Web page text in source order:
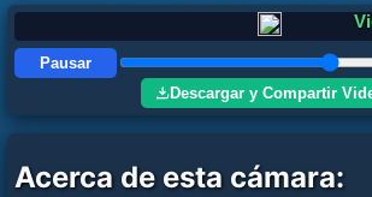
Pausar
Descargar y Compartir
Acerca de esta cámara: